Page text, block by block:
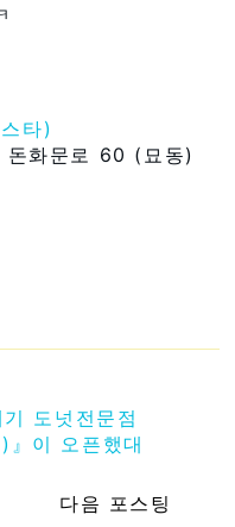
타)
돈화문로 60 (묘동)
도넛전문점
이 오픈했대
다음 포스팅